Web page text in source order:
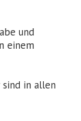
und
einem
in allen